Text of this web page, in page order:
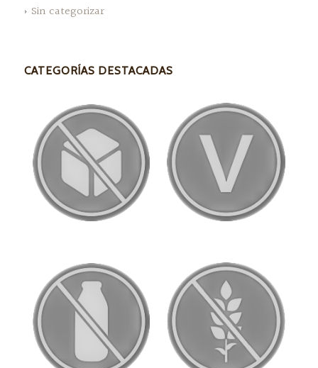
Sin categorizar
CATEGORÍAS DESTACADAS